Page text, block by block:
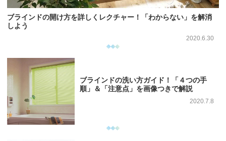
ブラインドの開け方を詳しくレクチャー！「わからない」を解消
しよう
2020.6.30
ブラインドの洗い方ガイド！「４つの手
順」＆「注意点」を画像つきで解説
2020.7.8